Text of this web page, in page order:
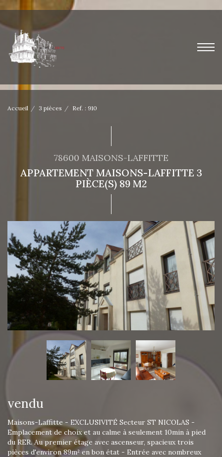
Accueil 3 pièces Ref. : 910
78600 MAISONS-LAFFITTE
APPARTEMENT MAISONS-LAFFITTE 3
PIÈCE(S) 89 M2
vendu
Maisons-Laffitte - EXCLUSIVITÉ Secteur ST NICOLAS -
Emplacement de choix et au calme à seulement 10min à pied
du RER. Au premier étage avec ascenseur, spacieux trois
pièces d'environ 89m² en bon état - Entrée avec nombreux